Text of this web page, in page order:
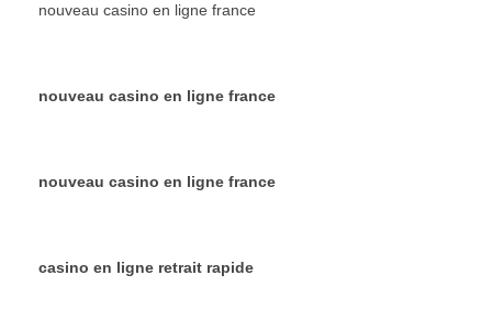
nouveau casino en ligne france
nouveau casino en ligne france
nouveau casino en ligne france
casino en ligne retrait rapide